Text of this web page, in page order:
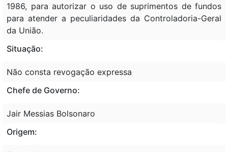
1986, para autorizar o uso de suprimentos de fundos
para atender a peculiaridades da Controladoria-Geral
da União.
Situação:
Não consta revogação expressa
Chefe de Governo:
Jair Messias Bolsonaro
Origem: